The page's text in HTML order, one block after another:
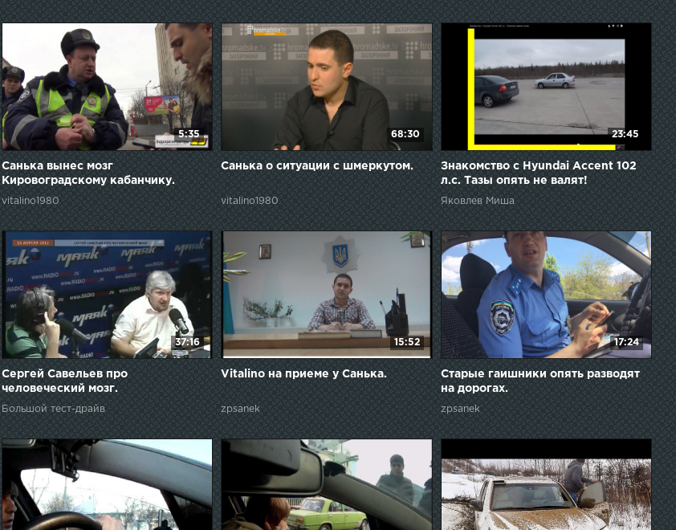
5:35
Санька вынес мозг
Кировоградскому кабанчику.
vitalino1980
68:30
Санька о ситуации с шмеркутом.
vitalino1980
23:45
Знакомство с Hyundai Accent 102
л.с. Тазы опять не валят!
Яковлев Миша
37:16
Сергей Савельев про
человеческий мозг.
Большой тест-драйв
15:52
Vitalino на приеме у Санька.
zpsanek
17:24
Старые гаишники опять разводят
на дорогах.
zpsanek